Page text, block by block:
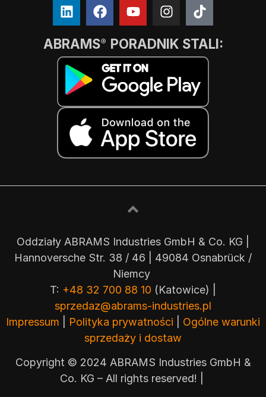
ABRAMS® PORADNIK STALI:
Oddziały ABRAMS Industries GmbH & Co. KG |
Hannoversche Str. 38 / 46 | 49084 Osnabrück /
Niemcy
T: +48 32 700 88 10 (Katowice) |
sprzedaz@abrams-industries.pl
Impressum
Polityka prywatności
Ogólne warunki
sprzedaży i dostaw
Copyright © 2024 ABRAMS Industries GmbH &
Co. KG – All rights reserved! |